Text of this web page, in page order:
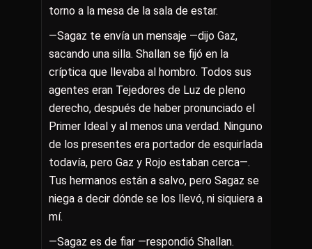
torno a la mesa de la sala de estar.
—Sagaz te envía un mensaje —dijo Gaz,
sacando una silla. Shallan se fijó en la
críptica que llevaba al hombro. Todos sus
agentes eran Tejedores de Luz de pleno
derecho, después de haber pronunciado el
Primer Ideal y al menos una verdad. Ninguno
de los presentes era portador de esquirlada
todavía, pero Gaz y Rojo estaban cerca—.
Tus hermanos están a salvo, pero Sagaz se
niega a decir dónde se los llevó, ni siquiera a
mí.
—Sagaz es de fiar —respondió Shallan.